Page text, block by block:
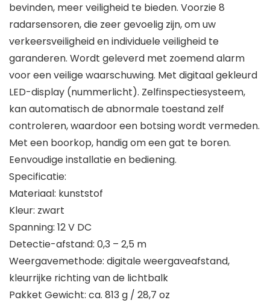
bevinden, meer veiligheid te bieden. Voorzie 8
radarsensoren, die zeer gevoelig zijn, om uw
verkeersveiligheid en individuele veiligheid te
garanderen. Wordt geleverd met zoemend alarm
voor een veilige waarschuwing. Met digitaal gekleurd
LED-display (nummerlicht). Zelfinspectiesysteem,
kan automatisch de abnormale toestand zelf
controleren, waardoor een botsing wordt vermeden.
Met een boorkop, handig om een gat te boren.
Eenvoudige installatie en bediening.
Specificatie:
Materiaal: kunststof
Kleur: zwart
Spanning: 12 V DC
Detectie-afstand: 0,3 – 2,5 m
Weergavemethode: digitale weergaveafstand,
kleurrijke richting van de lichtbalk
Pakket Gewicht: ca. 813 g / 28,7 oz